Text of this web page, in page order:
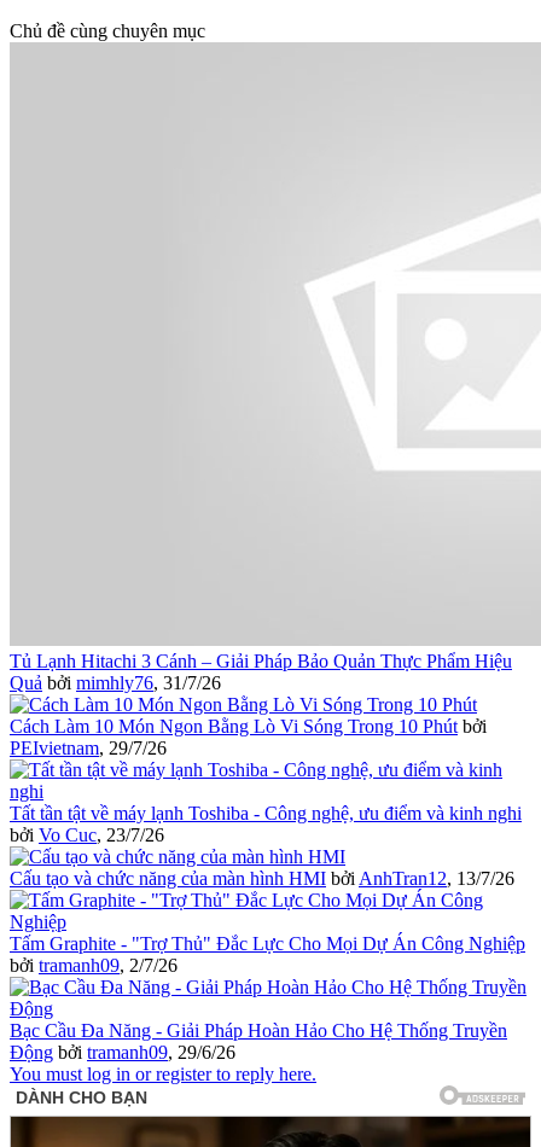
Chủ đề cùng chuyên mục
Tủ Lạnh Hitachi 3 Cánh – Giải Pháp Bảo Quản Thực Phẩm Hiệu
Quả bởi mimhly76, 31/7/26
Cách Làm 10 Món Ngon Bằng Lò Vi Sóng Trong 10 Phút bởi
PEIvietnam, 29/7/26
Tất tần tật về máy lạnh Toshiba - Công nghệ, ưu điểm và kinh nghi
bởi Vo Cuc, 23/7/26
Cấu tạo và chức năng của màn hình HMI bởi AnhTran12, 13/7/26
Tấm Graphite - "Trợ Thủ" Đắc Lực Cho Mọi Dự Án Công Nghiệp
bởi tramanh09, 2/7/26
Bạc Cầu Đa Năng - Giải Pháp Hoàn Hảo Cho Hệ Thống Truyền
Động bởi tramanh09, 29/6/26
You must log in or register to reply here.